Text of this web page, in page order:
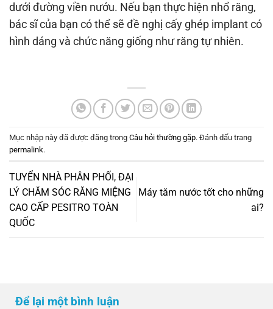
dưới đường viền nướu. Nếu bạn thực hiện nhổ răng,
bác sĩ của bạn có thể sẽ đề nghị cấy ghép implant có
hình dáng và chức năng giống như răng tự nhiên.
Mục nhập này đã được đăng trong Câu hỏi thường gặp. Đánh dấu trang
permalink.
TUYỂN NHÀ PHÂN PHỐI, ĐẠI
LÝ CHĂM SÓC RĂNG MIỆNG
CAO CẤP PESITRO TOÀN
QUỐC
Máy tăm nước tốt cho những
ai?
Để lại một bình luận